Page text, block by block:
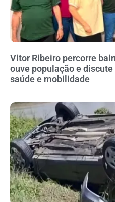
Vitor Ribeiro percorre
ouve população e
saúde e mobilidade